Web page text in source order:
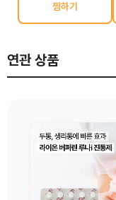
찜하기
연관 상품